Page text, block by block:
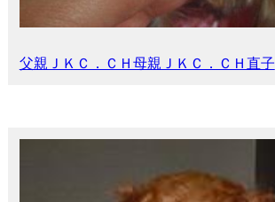
父親ＪＫＣ．ＣＨ母親ＪＫＣ．ＣＨ直子